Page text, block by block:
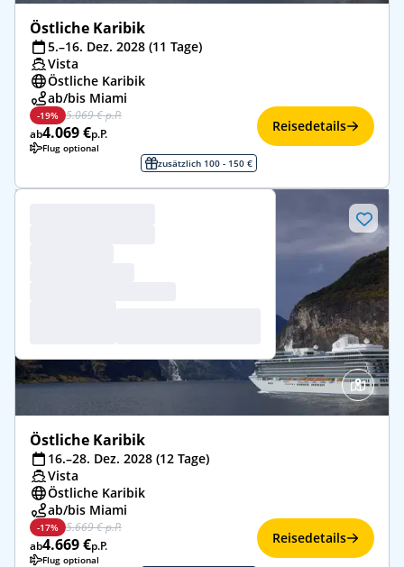
Östliche Karibik
5.–16. Dez. 2028 (11 Tage)
Vista
Östliche Karibik
ab/bis Miami
-19% 5.069 € p.P.
ab4.069 €p.P.
Flug optional
zusätzlich 100 - 150 €
Reisedetails
Östliche Karibik
16.–28. Dez. 2028 (12 Tage)
Vista
Östliche Karibik
ab/bis Miami
-17% 5.669 € p.P.
ab4.669 €p.P.
Flug optional
Reisedetails